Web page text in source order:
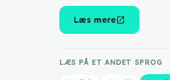
Læs mereopen_in_new
LÆS PÅ ET ANDET SPROG